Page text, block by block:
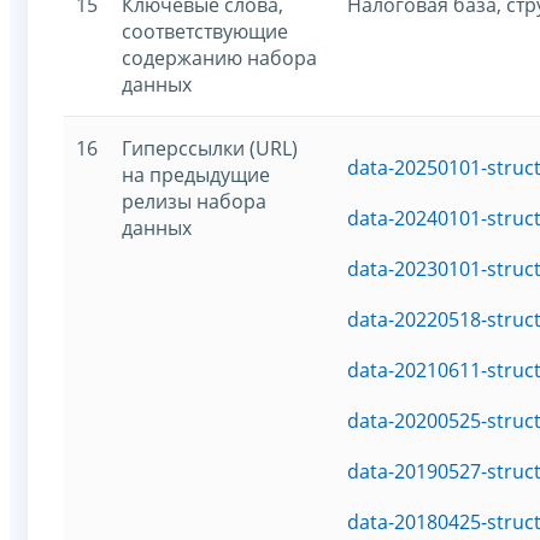
соответствующие
содержанию набора
данных
16
Гиперссылки (URL)
на предыдущие
релизы набора
данных
data-20250101-
data-20240101-
data-20230101-
data-20220518-
data-20210611-
data-20200525-
data-20190527-
data-20180425-